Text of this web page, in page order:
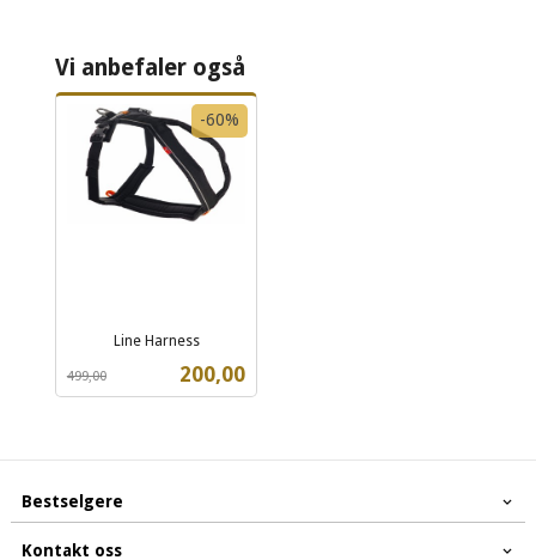
Vi anbefaler også
Line Harness
Tilbud
200,00
499,00
-60%
mva.
Bestselgere
Kontakt oss